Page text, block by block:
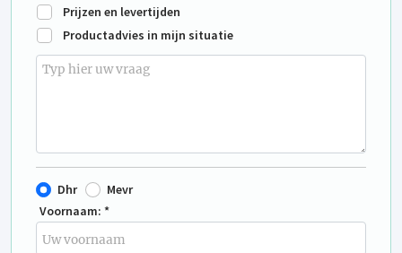
Prijzen en levertijden
Productadvies in mijn situatie
Dhr
Mevr
Voornaam: *